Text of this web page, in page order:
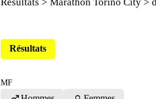
Résultats
MF